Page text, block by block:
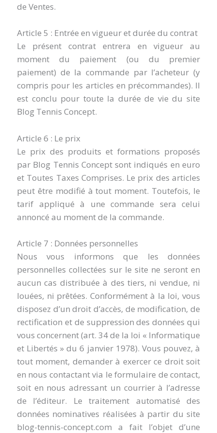
de Ventes.
Article 5 : Entrée en vigueur et durée du contrat
Le présent contrat entrera en vigueur au
moment du paiement (ou du premier
paiement) de la commande par l’acheteur (y
compris pour les articles en précommandes). Il
est conclu pour toute la durée de vie du site
Blog Tennis Concept.
Article 6 : Le prix
Le prix des produits et formations proposés
par Blog Tennis Concept sont indiqués en euro
et Toutes Taxes Comprises. Le prix des articles
peut être modifié à tout moment. Toutefois, le
tarif appliqué à une commande sera celui
annoncé au moment de la commande.
Article 7 : Données personnelles
Nous vous informons que les données
personnelles collectées sur le site ne seront en
aucun cas distribuée à des tiers, ni vendue, ni
louées, ni prêtées. Conformément à la loi, vous
disposez d’un droit d’accès, de modification, de
rectification et de suppression des données qui
vous concernent (art. 34 de la loi « Informatique
et Libertés » du 6 janvier 1978). Vous pouvez, à
tout moment, demander à exercer ce droit soit
en nous contactant via le formulaire de contact,
soit en nous adressant un courrier à l’adresse
de l’éditeur. Le traitement automatisé des
données nominatives réalisées à partir du site
blog-tennis-concept.com a fait l’objet d’une